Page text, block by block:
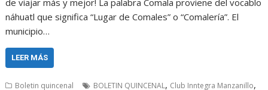
náhuatl que significa “Lugar de Comales” o “Comalería”. El
municipio…
LEER MÁS
Boletin quincenal BOLETIN QUINCENAL, Club Inntegra Manzanillo,